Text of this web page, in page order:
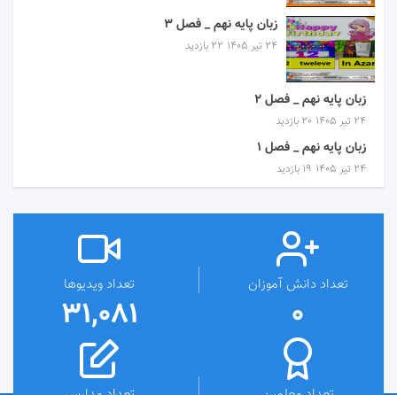
زبان پایه نهم _ فصل 3
۲۴ تیر ۱۴۰۵ 22 بازدید
زبان پایه نهم _ فصل 2
۲۴ تیر ۱۴۰۵ 20 بازدید
زبان پایه نهم _ فصل 1
۲۴ تیر ۱۴۰۵ 19 بازدید
تعداد دانش آموزان
0
تعداد ویدیوها
31,081